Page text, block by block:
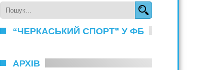
“ЧЕРКАСЬКИЙ СПОРТ” У ФБ
АРХІВ